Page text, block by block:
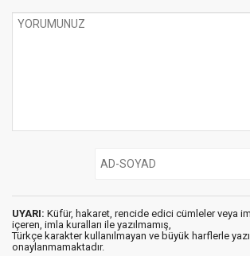
UYARI: Küfür, hakaret, rencide edici cümleler veya
içeren, imla kuralları ile yazılmamış,
Türkçe karakter kullanılmayan ve büyük harflerle
onaylanmamaktadır.